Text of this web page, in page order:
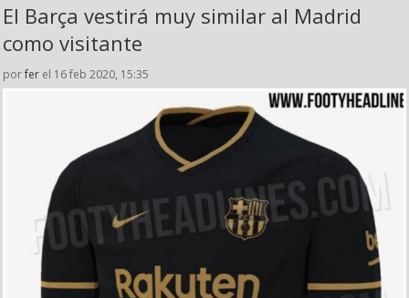
El Barça vestirá muy similar al Madrid
como visitante
porfer el 16 feb 2020, 15:35